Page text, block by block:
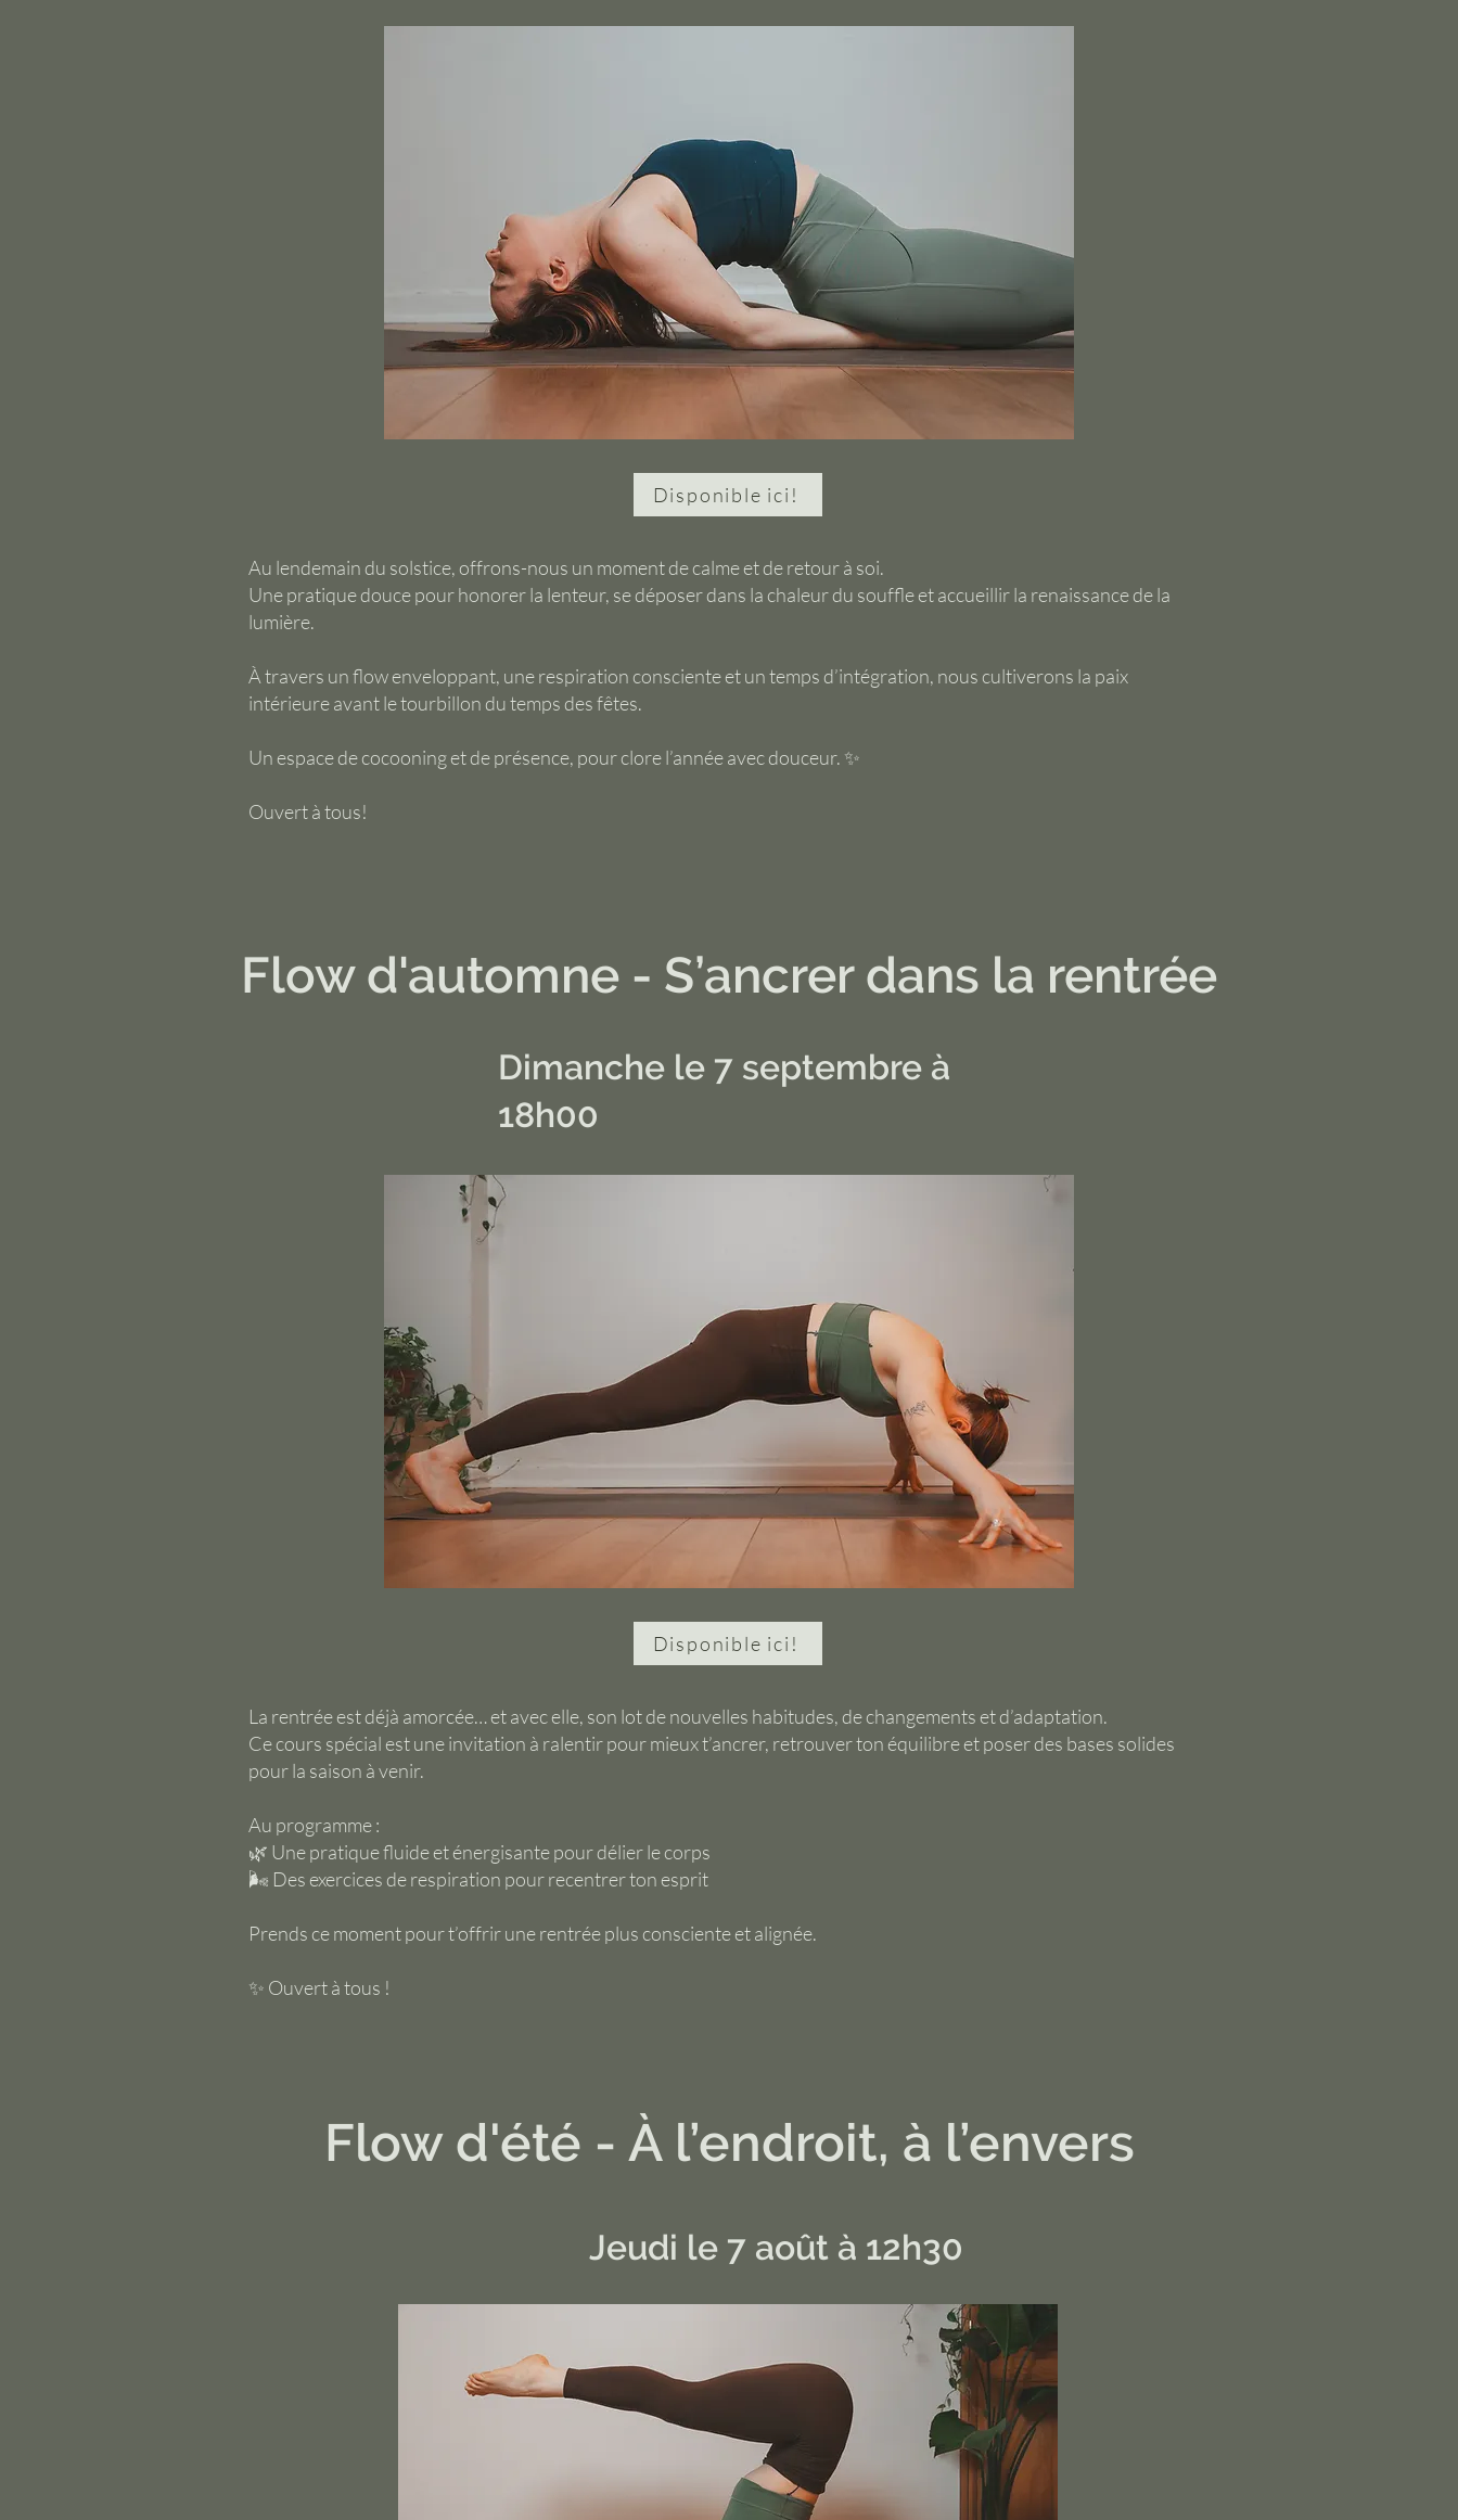
Disponible ici!
Au lendemain du solstice, offrons-nous un moment de calme et de retour à soi.
Une pratique douce pour honorer la lenteur, se déposer dans la chaleur du souffle et accueillir la renaissance de la
lumière.
À travers un flow enveloppant, une respiration consciente et un temps d’intégration, nous cultiverons la paix
intérieure avant le tourbillon du temps des fêtes.
Un espace de cocooning et de présence, pour clore l’année avec douceur. ✨
Ouvert à tous!
Flow d'automne - S’ancrer dans la rentrée
Dimanche le 7 septembre à
18h00
Disponible ici!
La rentrée est déjà amorcée… et avec elle, son lot de nouvelles habitudes, de changements et d’adaptation.
Ce cours spécial est une invitation à ralentir pour mieux t’ancrer, retrouver ton équilibre et poser des bases solides
pour la saison à venir.
Au programme :
🌿 Une pratique fluide et énergisante pour délier le corps
🌬️ Des exercices de respiration pour recentrer ton esprit
Prends ce moment pour t’offrir une rentrée plus consciente et alignée.
✨ Ouvert à tous !
Flow d'été - À l’endroit, à l’envers
Jeudi le 7 août à 12h30